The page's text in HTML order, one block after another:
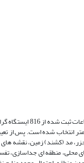
در این تحقیق از روش گرانی سنجی برای اکتشاف منابع نفت در منطقه چناران واقع در شمال شرق ایران استفاده شده است. برای انجام
از هم در طول 26 پروفیل قرار داشته مورد استفاده قرار گرفته است. فاصله پروفیل ها با هم برابر و مساوی 3 کیلومتر انتخاب شده
مد (کشند) زمین، نقشه
محلی، منطقه ای جداسازی،